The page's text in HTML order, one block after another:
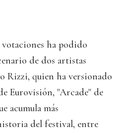
ha podido
de dos artistas
Rizzi, quien ha versionado
Eurovisión, "Arcade" de
acumula más
del festival, entre